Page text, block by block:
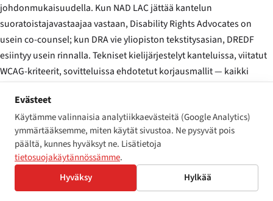
johdonmukaisuudella. Kun NAD LAC jättää kantelun
suoratoistajavastaajaa vastaan, Disability Rights Advocates on
usein co-counsel; kun DRA vie yliopiston tekstitysasian, DREDF
esiintyy usein rinnalla. Tekniset kielijärjestelyt kanteluissa, viitatut
WCAG-kriteerit, sovitteluissa ehdotetut korjausmallit — kaikki
osoittavat sukulaisuutta ryvästymisessä, koska taustalla olevat
kirjoittajat ovat pieni päällekkäinen ryhmä.
NAD V. NETFLIX, INC. — YHTEINEN PYYNTÖ SUOSTUMUKSEN ASETUKSEN
HYVÄKSYMISEKSI (D. MASS. 2012)
“Tarkkojen, synkronoitujen ja täydellisten
tekstityksten tarjoaminen kaikelle
suoratoistoissaldolle on operatiivinen vaatimus;
Evästeet
Käytämme valinnaisia analytiikkaevästeitä (Google Analytics)
ymmärtääksemme, miten käytät sivustoa. Ne pysyvät pois
päältä, kunnes hyväksyt ne. Lisätietoja
tietosuojakäytännössämme.
Hyväksy
Hylkää